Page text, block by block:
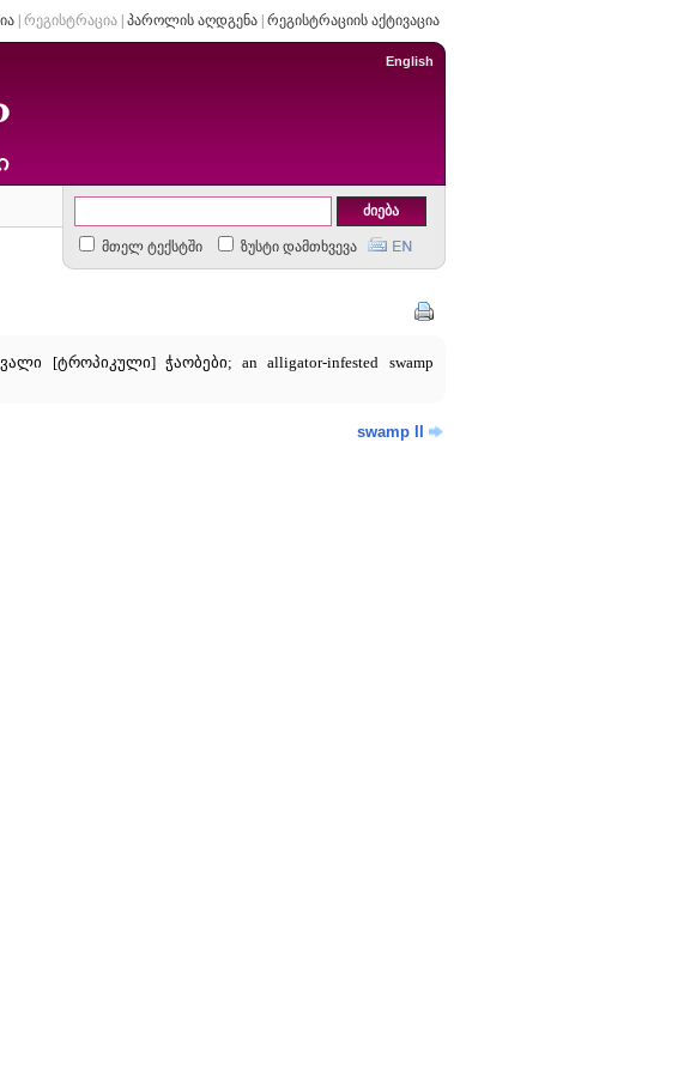
| რეგისტრაცია| პაროლის აღდგენა| რეგისტრაციის აქტივაცია
English
მთელ ტექსტში ზუსტი დამთხვევა
[ტროპიკული] ჭაობები; an alligator-infested swamp
swamp II